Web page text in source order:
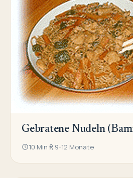
Gebratene Nudeln
10 Min 9-12 Monate